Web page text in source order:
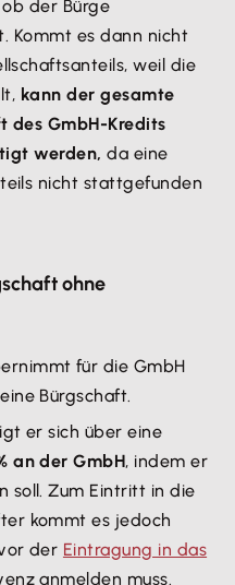
der Bürge
Kommt es dann nicht
weil die
kann der gesamte
des GmbH-Kredits
werden, da eine
nicht stattgefunden
ohne
für die GmbH
Bürgschaft.
er sich über eine
an der GmbH, indem er
soll. Zum Eintritt in die
kommt es jedoch
der Eintragung in das
anmelden muss.